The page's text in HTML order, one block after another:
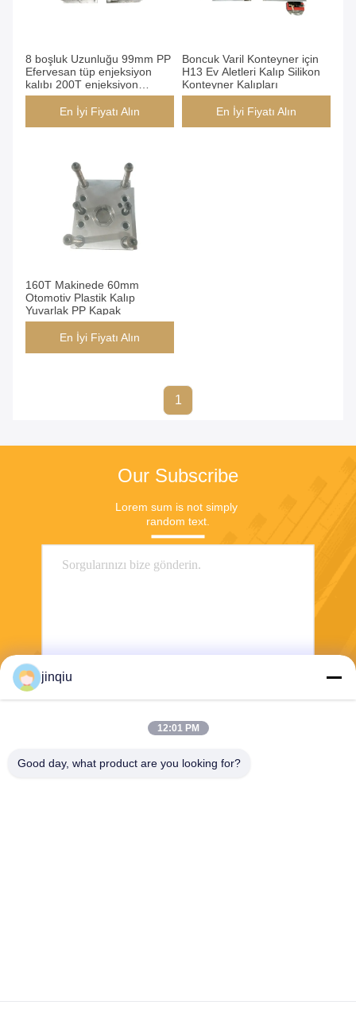
8 boşluk Uzunluğu 99mm PP
Efervesan tüp enjeksiyon
kalıbı 200T enjeksiyon
makinesinde çalışır
En İyi Fiyatı Alın
Boncuk Varil Konteyner için
H13 Ev Aletleri Kalıp Silikon
Konteyner Kalıpları
En İyi Fiyatı Alın
160T Makinede 60mm
Otomotiv Plastik Kalıp
Yuvarlak PP Kapak
En İyi Fiyatı Alın
1
Our Subscribe
Lorem sum is not simply
random text.
Gönder
jinqiu
12:01 PM
Good day, what product are you looking for?